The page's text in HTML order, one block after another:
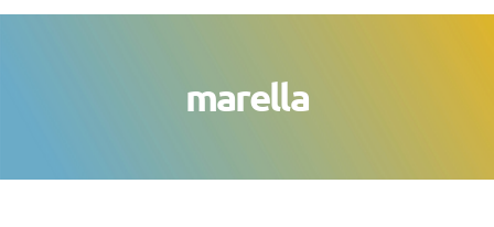
marella